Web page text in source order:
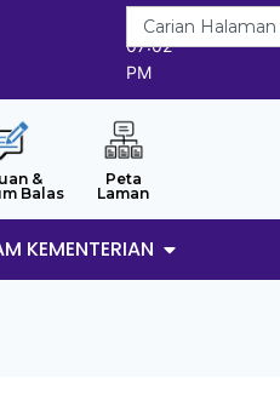
7/8/2026
07:02
PM
&
Balas
Peta
Laman
KEMENTERIAN